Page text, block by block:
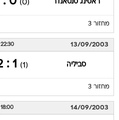
ראסינג סנטאנדר (0)
מחזור 3
13/09/2003
22:30
סביליה (1)
1 : 2
מחזור 3
14/09/2003
18:00